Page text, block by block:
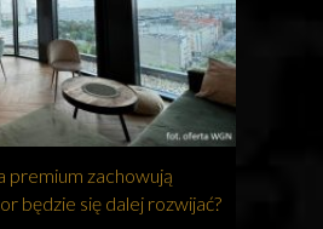
premium zachowują
będzie się dalej rozwijać?